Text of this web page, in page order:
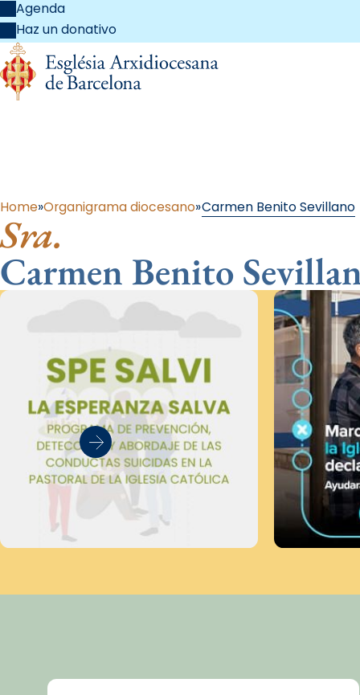
Agenda
Haz un donativo
Home Organigrama diocesano Carmen Benito Sevillano
Sra.
Carmen Benito